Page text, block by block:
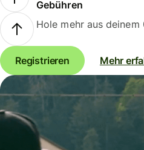
Gebühren
Hole mehr aus deinem
Registrieren Mehr